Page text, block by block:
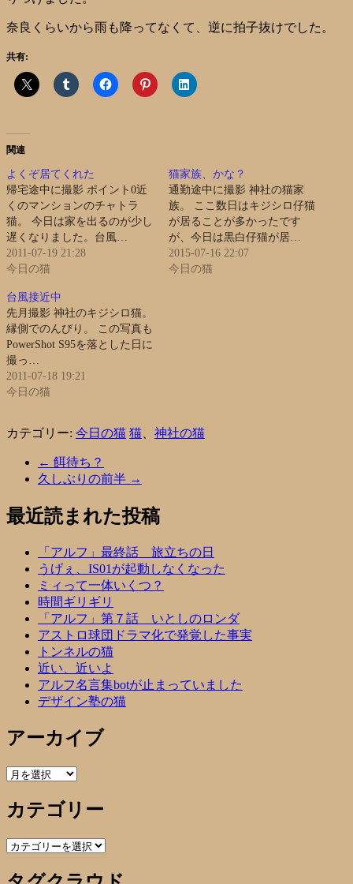
奈良くらいから雨も降ってなくて、逆に拍子抜けでした。
共有:
関連
よくぞ居てくれた
帰宅途中に撮影 ポイント0近
くのマンションのチャトラ
猫。 今日は家を出るのが少し
遅くなりました。台風…
2011-07-19 21:28
今日の猫
猫家族、かな？
通勤途中に撮影 神社の猫家
族。 ここ数日はキジシロ仔猫
が居ることが多かったです
が、今日は黒白仔猫が居…
2015-07-16 22:07
今日の猫
台風接近中
先月撮影 神社のキジシロ猫。
縁側でのんびり。 この写真も
PowerShot S95を落とした日に
撮っ…
2011-07-18 19:21
今日の猫
カテゴリー: 今日の猫 猫 神社の猫
← 餌待ち？
久しぶりの前半 →
最近読まれた投稿
「アルフ」最終話 旅立ちの日
うげぇ、IS01が起動しなくなった
ミィって一体いくつ？
時間ギリギリ
「アルフ」第７話 いとしのロンダ
アストロ球団ドラマ化で発覚した事実
トンネルの猫
近い、近いよ
アルフ名言集botが止まっていました
デザイン塾の猫
アーカイブ
ア
カ
イ
ブ
カテゴリー
カ
ゴ